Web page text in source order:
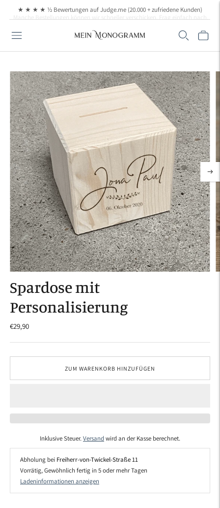
★ ★ ★ ★ ½ Bewertungen auf Judge.me (20.000 + zufriedene Kunden)
Manche Bestellungen können wir schneller verschicken. Frag einfach nach,
Spardose mit
Personalisierung
€29,90
ZUM WARENKORB HINZUFÜGEN
Inklusive Steuer.Versand wird an der Kasse berechnet.
Abholung bei Freiherr-von-Twickel-Straße 11
Vorrätig, Gewöhnlich fertig in 5 oder mehr Tagen
Ladeninformationen anzeigen